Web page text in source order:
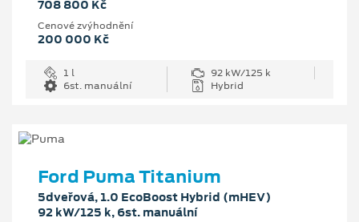
708 800 Kč
Cenové zvýhodnění
200 000 Kč
1 l
92 kW/125 k
6st. manuální
Hybrid
Ford Puma Titanium
5dveřová, 1.0 EcoBoost Hybrid (mHEV)
92 kW/125 k, 6st. manuální